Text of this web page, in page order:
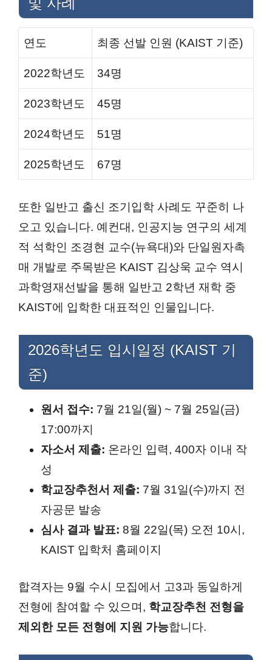
연도 최종 선발 인원 (KAIST 기준)
2022학년도 34명
2023학년도 45명
2024학년도 51명
2025학년도 67명
또한 일반고 출신 조기입학 사례도 꾸준히 나
오고 있습니다. 예컨대, 인공지능 연구의 세계
적 석학인 조경현 교수(뉴욕대)와 단일원자촉
매 개발로 주목받은 KAIST 김상욱 교수 역시
과학영재선발을 통해 일반고 2학년 재학 중
KAIST에 입학한 대표적인 인물입니다.
2026학년도 입시일정 (KAIST 기
준)
원서 접수: 7월 21일(월) ~ 7월 25일(금)
17:00까지
자소서 제출: 온라인 입력, 400자 이내 작
성
학교장추천서 제출: 7월 31일(수)까지 전
자공문 발송
심사 결과 발표: 8월 22일(목) 오전 10시,
KAIST 입학처 홈페이지
합격자는 9월 수시 모집에서 고3과 동일하게
전형에 참여할 수 있으며, 학교장추천 전형을
제외한 모든 전형에 지원 가능합니다.